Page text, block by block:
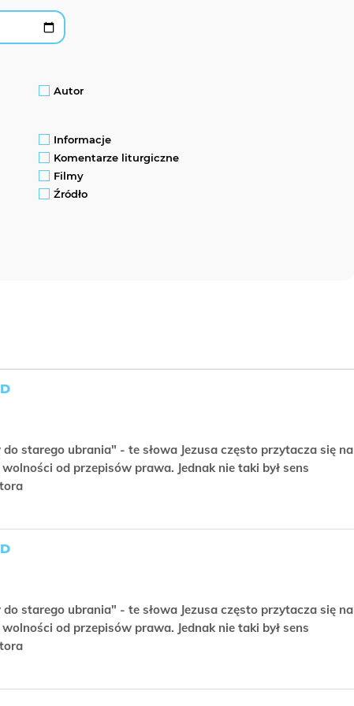
Autor
Informacje
Komentarze liturgiczne
Filmy
Źródło
starego ubrania" - te słowa Jezusa często przytacza się na
od przepisów prawa. Jednak nie taki był sens
starego ubrania" - te słowa Jezusa często przytacza się na
od przepisów prawa. Jednak nie taki był sens